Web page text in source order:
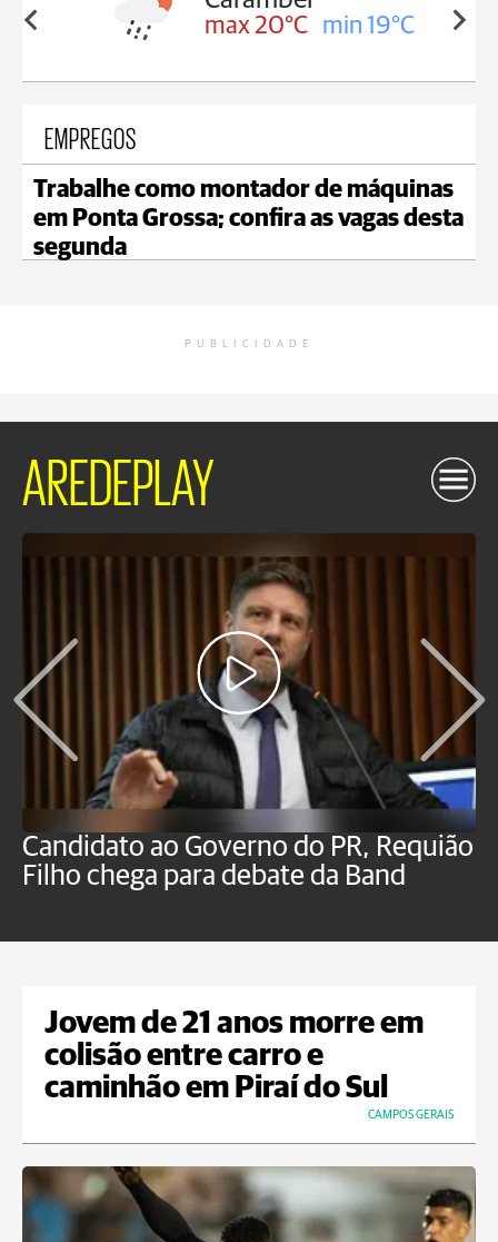
19°C max 20°C min 19°C
EMPREGOS
Trabalhe como montador de máquinas
em Ponta Grossa; confira as vagas desta
segunda
PUBLICIDADE
AREDEPLAY
Candidato ao Governo do PR, Requião
Filho chega para debate da Band
Jovem de 21 anos morre em
colisão entre carro e
caminhão em Piraí do Sul
CAMPOS GERAIS